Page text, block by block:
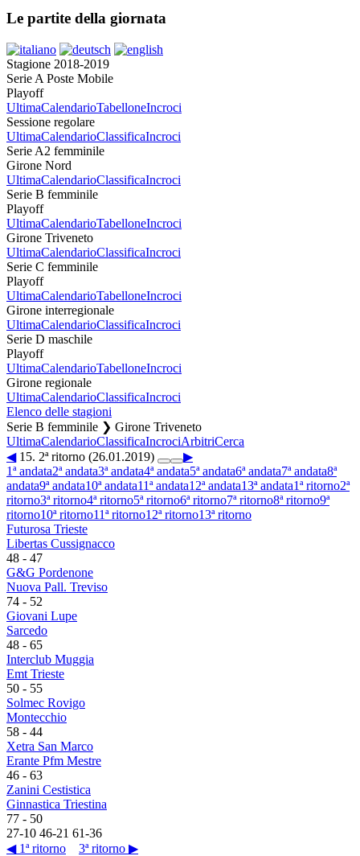
Le partite della giornata
Stagione 2018-2019
Serie A Poste Mobile
Playoff
UltimaCalendarioTabelloneIncroci
Sessione regolare
UltimaCalendarioClassificaIncroci
Serie A2 femminile
Girone Nord
UltimaCalendarioClassificaIncroci
Serie B femminile
Playoff
UltimaCalendarioTabelloneIncroci
Girone Triveneto
UltimaCalendarioClassificaIncroci
Serie C femminile
Playoff
UltimaCalendarioTabelloneIncroci
Girone interregionale
UltimaCalendarioClassificaIncroci
Serie D maschile
Playoff
UltimaCalendarioTabelloneIncroci
Girone regionale
UltimaCalendarioClassificaIncroci
Elenco delle stagioni
Serie B femminile ❯ Girone Triveneto
UltimaCalendarioClassificaIncrociArbitriCerca
◀15. 2ª ritorno (26.01.2019)
▶
1ª andata2ª andata3ª andata4ª andata5ª andata6ª andata7ª andata8ª
andata9ª andata10ª andata11ª andata12ª andata13ª andata1ª ritorno2ª
ritorno3ª ritorno4ª ritorno5ª ritorno6ª ritorno7ª ritorno8ª ritorno9ª
ritorno10ª ritorno11ª ritorno12ª ritorno13ª ritorno
Futurosa Trieste
Libertas Cussignacco
48 - 47
G&G Pordenone
Nuova Pall. Treviso
74 - 52
Giovani Lupe
Sarcedo
48 - 65
Interclub Muggia
Emt Trieste
50 - 55
Solmec Rovigo
Montecchio
58 - 44
Xetra San Marco
Erante Pfm Mestre
46 - 63
Zanini Cestistica
Ginnastica Triestina
77 - 50
27-10 46-21 61-36
◀ 1ª ritorno
3ª ritorno ▶